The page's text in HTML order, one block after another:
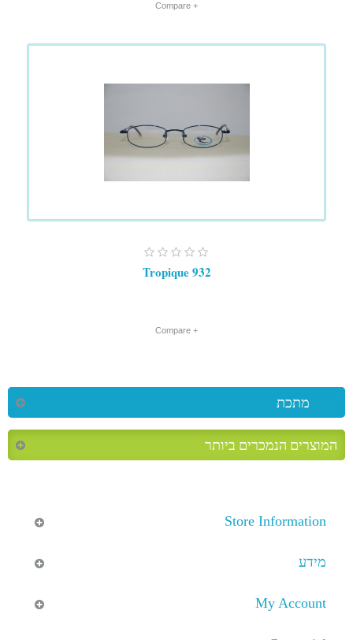
+ Compare
Tropique 932
+ Compare
מתכת
המוצרים הנמכרים ביותר
Store Information
מידע
My Account